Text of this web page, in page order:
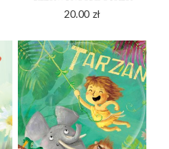
20.00 zł